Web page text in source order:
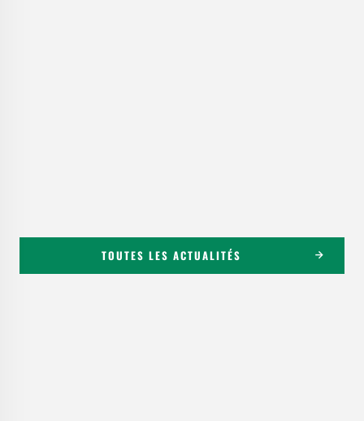
TOUTES LES ACTUALITÉS